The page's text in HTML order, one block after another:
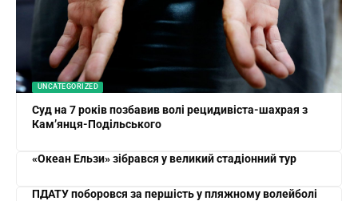
UNCATEGORIZED
Суд на 7 років позбавив волі рецидивіста-шахрая з
Кам’янця-Подільського
«Океан Ельзи» зібрався у великий стадіонний тур
ПДАТУ поборовся за першість у пляжному волейболі